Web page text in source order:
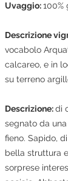
Uvaggio:100%
Descrizione
vocabolo
calcareo, e in
su terreno
Descrizione:di
segnato da
fieno. Sapido,
bella struttura
sorprese